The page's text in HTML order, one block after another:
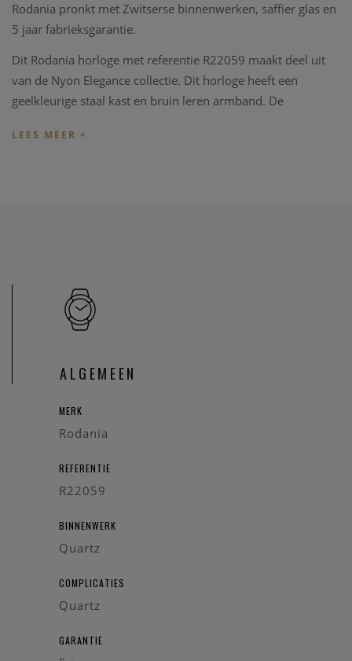
Rodania pronkt met Zwitserse binnenwerken, saffier glas en
5 jaar fabrieksgarantie.
Dit Rodania horloge met referentie R22059 maakt deel uit
van de Nyon Elegance collectie. Dit horloge heeft een
geelkleurige staal kast en bruin leren armband. De
nieuwe armband voor het horloge.
Heeft u verdere vragen kan u steeds
ALGEMEEN
MERK
Rodania
REFERENTIE
R22059
BINNENWERK
Quartz
COMPLICATIES
Quartz
GARANTIE